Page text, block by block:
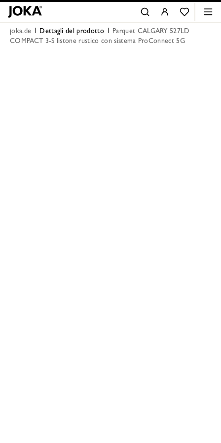
joka.de Dettagli del prodotto
Parquet CALGARY 527LD
COMPACT 3-S listone rustico con sistema ProConnect 5G